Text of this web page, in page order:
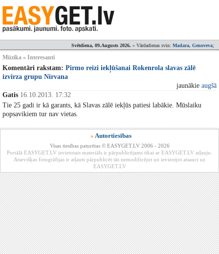
Svētdiena, 09.Augusts 2026. » Vārdadienas svin: Madara, Genoveva;
Mūzika » Interesanti
Komentāri rakstam: Pirmo reizi iekļūšanai Rokenrola slavas zālē
izvirza grupu Nirvana
jaunākie augšā
Gatis 16.10.2013. 17:32
Tie 25 gadi ir kā garants, kā Slavas zālē iekļūs patiesi labākie. Mūslaiku
popsavikiem tur nav vietas.
» Autortiesības
Visas tiesības paturētas © EASYGET.LV 2006 - 2026
Portālā EASYGET.LV izvietotais materiāls ir pārpublicējams tikai ar EASYGET.LV atļauju.
Atsevišķas fotogrāfijas ir atļauts pārpublicēt tās nemodificējot un ievieotjot atsauci uz
EASYGET.LV